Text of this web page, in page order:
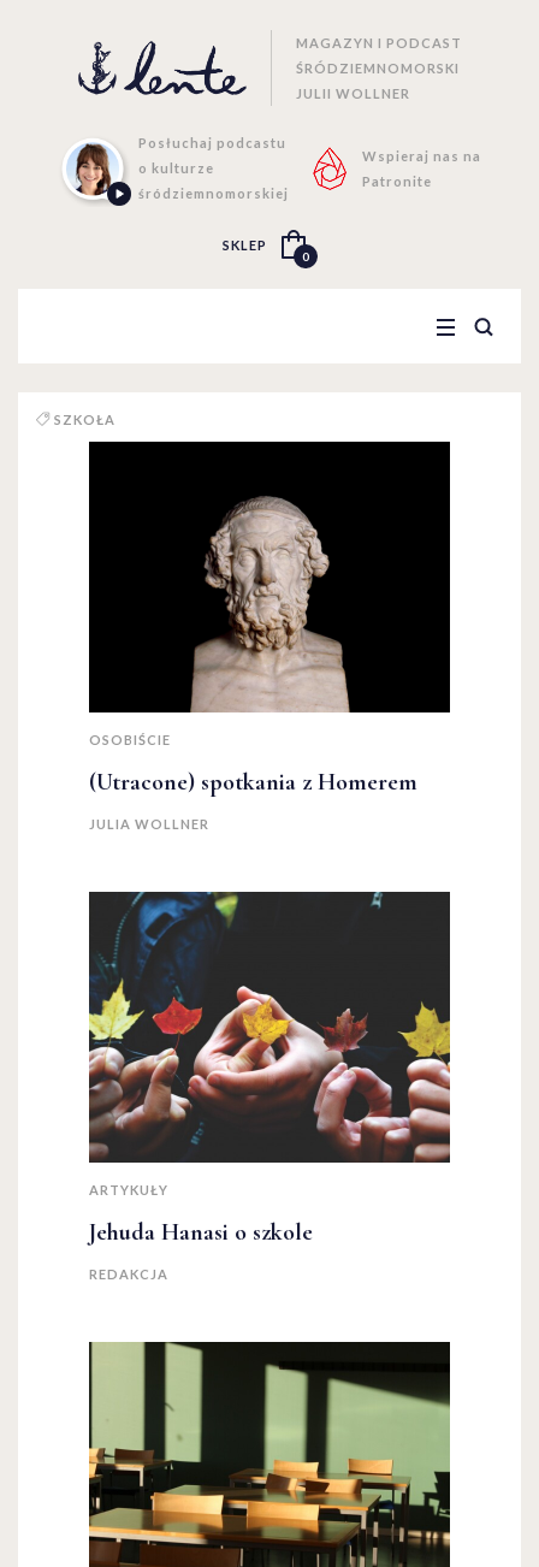
MAGAZYN I PODCAST
ŚRÓDZIEMNOMORSKI
JULII WOLLNER
Posłuchaj podcastu
o kulturze
śródziemnomorskiej
Wspieraj nas na
Patronite
SKLEP
0
SZKOŁA
OSOBIŚCIE
(Utracone) spotkania z Homerem
JULIA WOLLNER
ARTYKUŁY
Jehuda Hanasi o szkole
REDAKCJA